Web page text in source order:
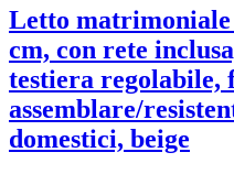
Letto
cm, con rete
testiera regolabile,
assemblare/
domestici, beige